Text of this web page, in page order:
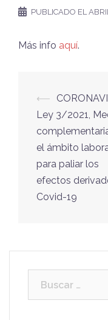
PUBLICADO EL
Más info aquí.
de
entradas
⟵
Ley 3/2021,
el ámbito
para paliar los
efectos
Covid-19